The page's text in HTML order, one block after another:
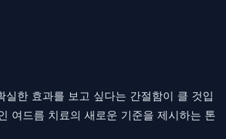
한 효과를 보고 싶다는 간절함이 클 것입
여드름 치료의 새로운 기준을 제시하는 톤